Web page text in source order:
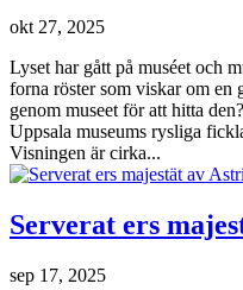
okt 27, 2025
Lyset har gått på muséet och
forna röster som viskar om en
genom museet för att hitta
Uppsala museums rysliga
Visningen är cirka...
Serverat ers
sep 17, 2025